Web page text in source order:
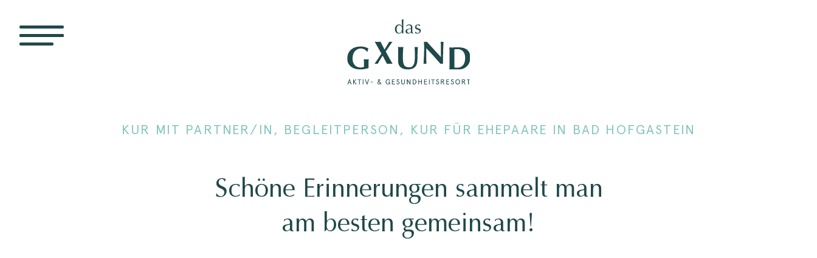
KUR MIT PARTNER/IN, BEGLEITPERSON, KUR FÜR EHEPAARE IN BAD HOFGASTEIN
Schöne Erinnerungen sammelt man
am besten gemeinsam!